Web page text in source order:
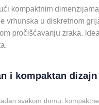
kompaktnim
vrhunska u diskretnom
pročišćavanju zraka.
i kompaktan dizajn
svakom domu: